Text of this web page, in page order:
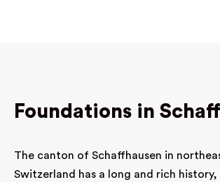
Foundations in
The canton of Schaffhausen in
Switzerland has a long and rich history,